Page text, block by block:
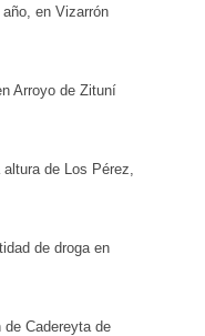
en Vizarrón
Arroyo de Zituní
de Los Pérez,
de droga en
de Cadereyta de